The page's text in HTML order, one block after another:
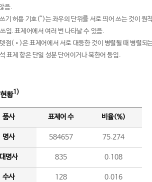
음.
기 허용 기호(^)는 좌우의 단위를 서로 띄어 쓰는 것이 원
임. 표제어에서 여러 번 나타날 수 있음.
점(•)은 표제어에서 서로 대등한 것이 병렬될 때 병렬되
표제 항은 단일 성분 단어이거나 북한어 등임.
황1)
품사 표제어 수 비율(%)
명사 584657 75.274
명사 835 0.108
수사 128 0.016